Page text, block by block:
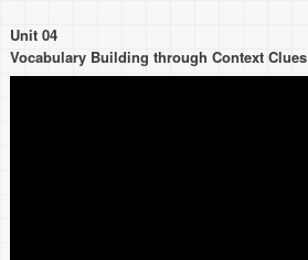
Unit 04
Vocabulary Building through Context Clues